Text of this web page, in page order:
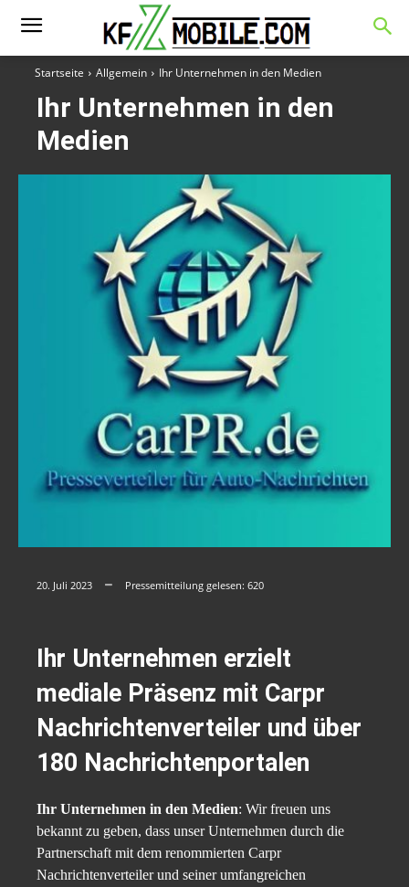
Startseite Allgemein Ihr Unternehmen in den Medien
Ihr Unternehmen in den
Medien
20. Juli 2023 Pressemitteilung gelesen: 620
Ihr Unternehmen erzielt
mediale Präsenz mit Carpr
Nachrichtenverteiler und über
180 Nachrichtenportalen
Ihr Unternehmen in den Medien: Wir freuen uns
bekannt zu geben, dass unser Unternehmen durch die
Partnerschaft mit dem renommierten Carpr
Nachrichtenverteiler und seiner umfangreichen